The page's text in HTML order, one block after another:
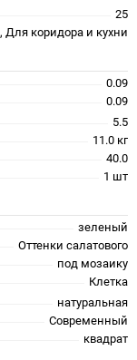
25
Для коридора и кухни
0.09
0.09
5.5
11.0 кг
40.0
1 шт
зеленый
Оттенки салатового
под мозаику
Клетка
натуральная
Современный
квадрат